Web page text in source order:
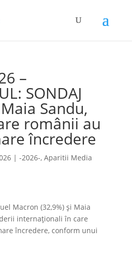
–
SONDAJ
Sandu,
românii au
încredere
| -2026-, Aparitii Media
Macron (32,9%) și Maia
internaționali în care
încredere, conform unui